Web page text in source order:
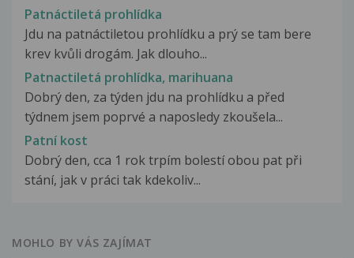
Patnáctiletá prohlídka
Jdu na patnáctiletou prohlídku a prý se tam bere
krev kvůli drogám. Jak dlouho...
Patnactiletá prohlídka, marihuana
Dobrý den, za týden jdu na prohlídku a před
týdnem jsem poprvé a naposledy zkoušela...
Patní kost
Dobrý den, cca 1 rok trpím bolestí obou pat při
stání, jak v práci tak kdekoliv...
MOHLO BY VÁS ZAJÍMAT